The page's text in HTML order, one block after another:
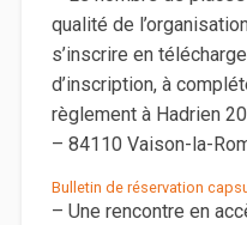
qualité de
s’inscrire en
d’inscription, à
règlement à Hadrien
– 84110 Vaison-la-
Bulletin de réservation
– Une rencontre en